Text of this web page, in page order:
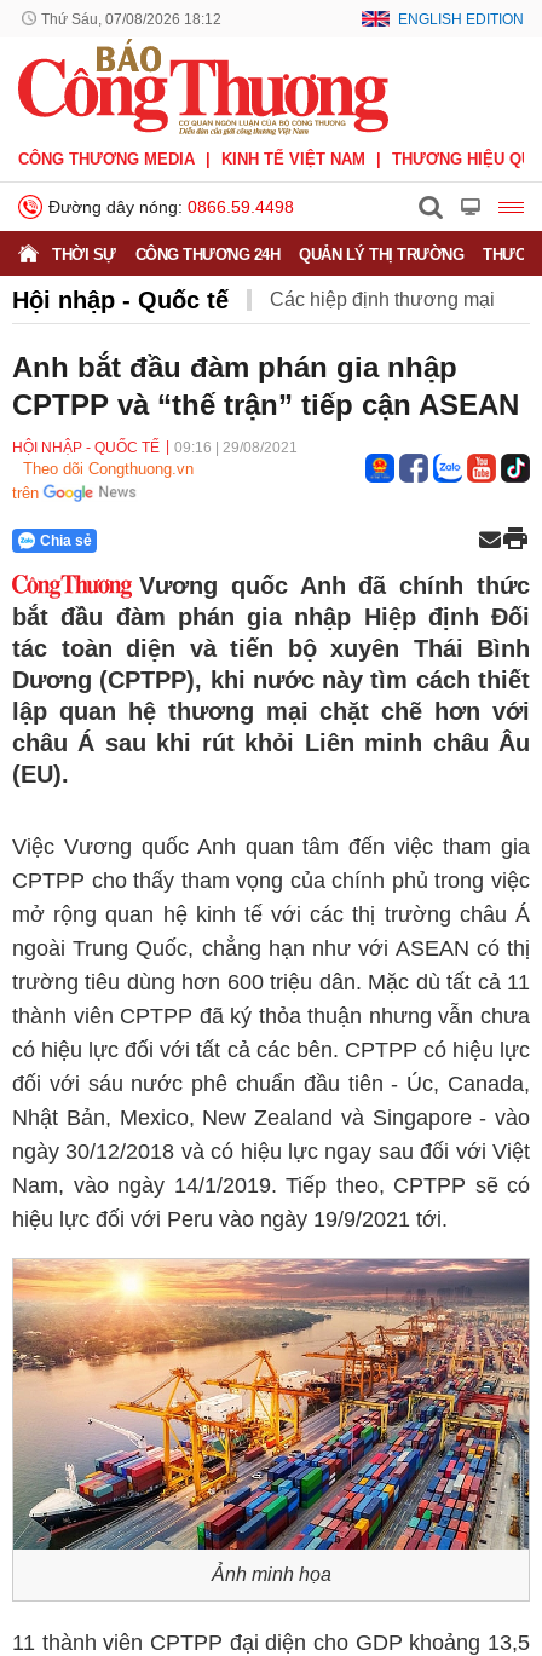
Thứ Sáu, 07/08/2026 18:12 ENGLISH EDITION
CÔNG THƯƠNG MEDIA KINH TẾ VIỆT NAM THƯƠNG HIỆU
Đường dây nóng: 0866.59.4498
THỜI SỰ CÔNG THƯƠNG 24H QUẢN LÝ THỊ TRƯỜNG
Hội nhập - Quốc tế Các hiệp định thương mại
Hiệp định CPTPP
Hiệp định UKVFTA Thông tin thương vụ Quốc tế
Anh bắt đầu đàm phán gia nhập
CPTPP và “thế trận” tiếp cận ASEAN
HỘI NHẬP - QUỐC TẾ 09:16 29/08/2021
Theo dõi Congthuong.vn
trên
Chia sẻ
Vương quốc Anh đã chính thức
bắt đầu đàm phán gia nhập Hiệp định Đối
tác toàn diện và tiến bộ xuyên Thái Bình
Dương (CPTPP), khi nước này tìm cách thiết
lập quan hệ thương mại chặt chẽ hơn với
châu Á sau khi rút khỏi Liên minh châu Âu
(EU).
Việc Vương quốc Anh quan tâm đến việc tham gia
CPTPP cho thấy tham vọng của chính phủ trong việc
mở rộng quan hệ kinh tế với các thị trường châu Á
ngoài Trung Quốc, chẳng hạn như với ASEAN có thị
trường tiêu dùng hơn 600 triệu dân. Mặc dù tất cả 11
thành viên CPTPP đã ký thỏa thuận nhưng vẫn chưa
có hiệu lực đối với tất cả các bên. CPTPP có hiệu lực
đối với sáu nước phê chuẩn đầu tiên - Úc, Canada,
Nhật Bản, Mexico, New Zealand và Singapore - vào
ngày 30/12/2018 và có hiệu lực ngay sau đối với Việt
Nam, vào ngày 14/1/2019. Tiếp theo, CPTPP sẽ có
hiệu lực đối với Peru vào ngày 19/9/2021 tới.
Ảnh minh họa
11 thành viên CPTPP đại diện cho GDP khoảng 13,5